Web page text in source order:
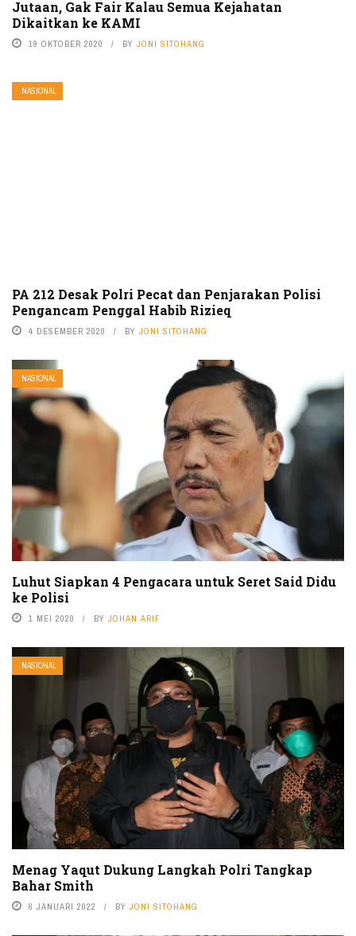
Jutaan, Gak Fair Kalau Semua Kejahatan
Dikaitkan ke KAMI
19 OKTOBER 2020 BY JONI SITOHANG
NASIONAL
PA 212 Desak Polri Pecat dan Penjarakan Polisi
Pengancam Penggal Habib Rizieq
4 DESEMBER 2020 BY JONI SITOHANG
NASIONAL
Luhut Siapkan 4 Pengacara untuk Seret Said Didu
ke Polisi
1 MEI 2020 BY JOHAN ARIF
NASIONAL
Menag Yaqut Dukung Langkah Polri Tangkap
Bahar Smith
6 JANUARI 2022 BY JONI SITOHANG